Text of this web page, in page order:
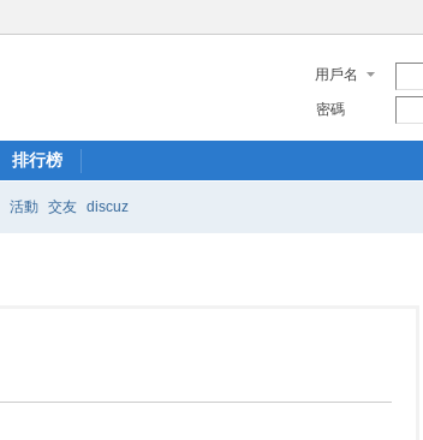
用戶名
密碼
排行榜
活動 交友 discuz